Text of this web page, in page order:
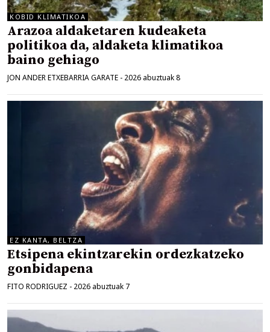
KOBID KLIMATIKOA
Arazoa aldaketaren kudeaketa
politikoa da, aldaketa klimatikoa
baino gehiago
JON ANDER ETXEBARRIA GARATE - 2026 abuztuak 8
EZ KANTA, BELTZA
Etsipena ekintzarekin ordezkatzeko
gonbidapena
FITO RODRIGUEZ - 2026 abuztuak 7